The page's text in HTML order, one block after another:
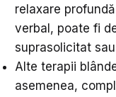
relaxare
verbal, poate fi
suprasolicitat
Alte terapii
asemenea,